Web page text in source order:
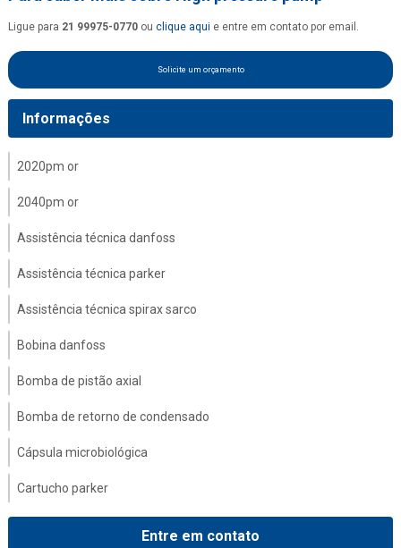
Ligue para 21 99975-0770 ou clique aqui e entre em contato por email.
Solicite um orçamento
Informações
2020pm or
2040pm or
Assistência técnica danfoss
Assistência técnica parker
Assistência técnica spirax sarco
Bobina danfoss
Bomba de pistão axial
Bomba de retorno de condensado
Cápsula microbiológica
Cartucho parker
Entre em contato